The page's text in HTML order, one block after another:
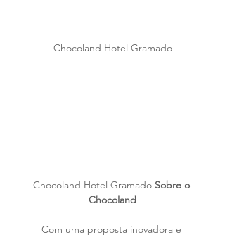
Chocoland Hotel Gramado
Chocoland Hotel Gramado Sobre o
Chocoland
Com uma proposta inovadora e